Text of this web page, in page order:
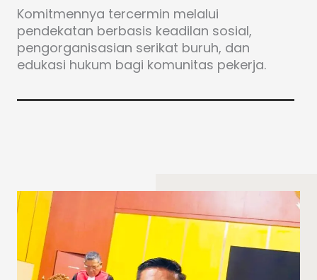
Komitmennya tercermin melalui
pendekatan berbasis keadilan sosial,
pengorganisasian serikat buruh, dan
edukasi hukum bagi komunitas pekerja.